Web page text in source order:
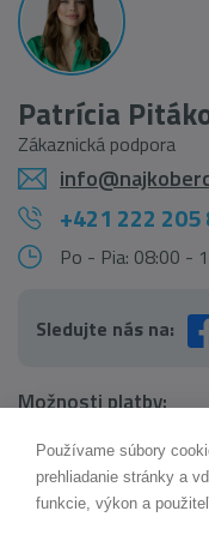
Patrícia
Zákaznická podpora
+421 222 205
Po - Pia: 08:00 -
Sledujte nás na:
Možnosti platby:
AI
Online
Používame súbory
prehliadanie stránky a
funkcie, výkon a